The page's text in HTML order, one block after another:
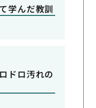
学んだ教訓
ドロ汚れの